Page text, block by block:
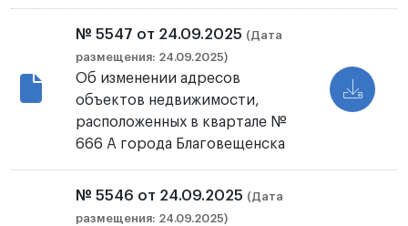
№ 5547 от 24.09.2025 (Дата
размещения: 24.09.2025)
Об изменении адресов
объектов недвижимости,
расположенных в квартале №
666 А города Благовещенска
№ 5546 от 24.09.2025 (Дата
размещения: 24.09.2025)